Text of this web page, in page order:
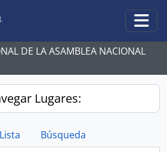
DE LA ASAMBLEA NACIONAL
Lugares:
Lista
Búsqueda